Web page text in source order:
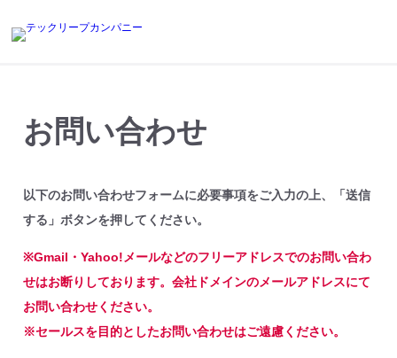
お問い合わせ
以下のお問い合わせフォームに必要事項をご入力の上、「送信
する」ボタンを押してください。
※Gmail・Yahoo!メールなどのフリーアドレスでのお問い合わ
せはお断りしております。会社ドメインのメールアドレスにて
お問い合わせください。
※セールスを目的としたお問い合わせはご遠慮ください。